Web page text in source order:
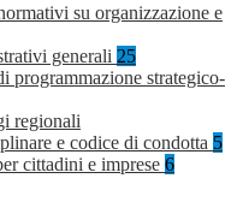
su organizzazione e
generali 25
programmazione strategico-
regionali
e codice di condotta 5
cittadini e imprese 6